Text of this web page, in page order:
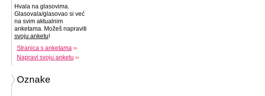
Hvala na glasovima.
Glasovala/glasovao si već
na svim aktualnim
anketama. Možeš napraviti
svoju anketu!
Stranica s anketama
Napravi svoju anketu
Oznake